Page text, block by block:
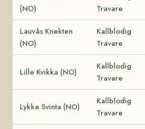
(NO)
Travare
Lauvås Knekten
(NO)
Kallblodig
Travare
Lille Kvikka (NO)
Kallblodig
Travare
Lykke Svinta (NO)
Kallblodig
Travare